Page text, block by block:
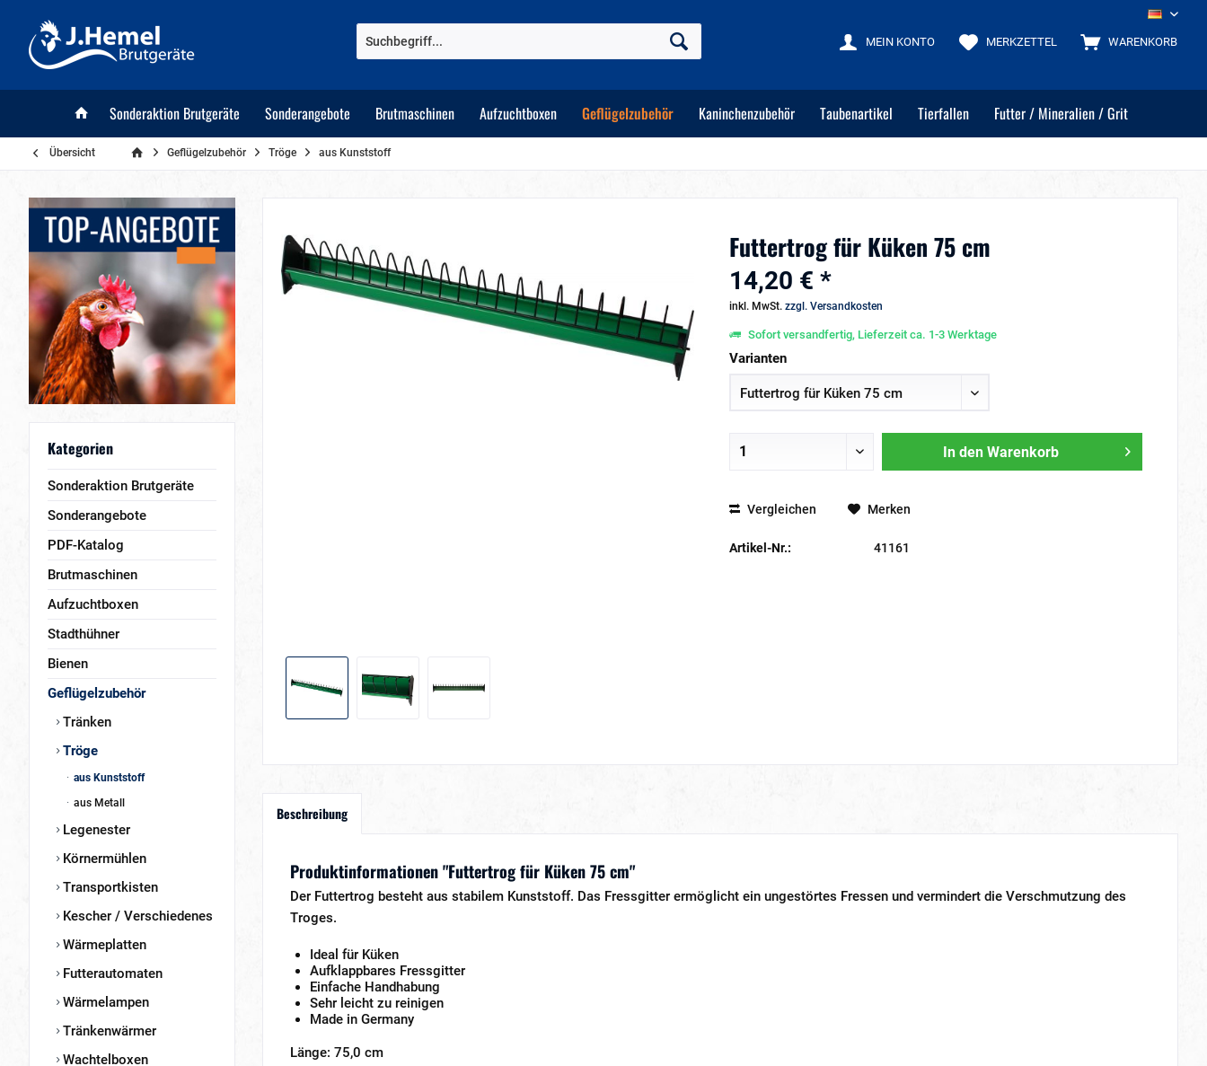
DE
WARENKORB
MERKZETTEL
MEIN KONTO
Sonderaktion Brutgeräte Sonderangebote Brutmaschinen Aufzuchtboxen Geflügelzubehör Kaninchenzubehör Taubenartikel Tierfallen Futter / Mineralien / Grit
Übersicht Geflügelzubehör Tröge aus Kunststoff
Kategorien
Sonderaktion Brutgeräte
Sonderangebote
PDF-Katalog
Brutmaschinen
Aufzuchtboxen
Stadthühner
Bienen
Geflügelzubehör
Tränken
Tröge
aus Kunststoff
aus Metall
Legenester
Körnermühlen
Transportkisten
Kescher / Verschiedenes
Wärmeplatten
Futterautomaten
Wärmelampen
Tränkenwärmer
Wachtelboxen
Futtertrog für Küken 75 cm
14,20 € *
inkl. MwSt. zzgl. Versandkosten
Sofort versandfertig, Lieferzeit ca. 1-3 Werktage
Varianten
In den Warenkorb
Vergleichen Merken
Artikel-Nr.: 41161
Beschreibung
Produktinformationen "Futtertrog für Küken 75 cm"
Der Futtertrog besteht aus stabilem Kunststoff. Das Fressgitter ermöglicht ein ungestörtes Fressen und vermindert die Verschmutzung des
Troges.
Ideal für Küken
Aufklappbares Fressgitter
Einfache Handhabung
Sehr leicht zu reinigen
Made in Germany
Länge: 75,0 cm